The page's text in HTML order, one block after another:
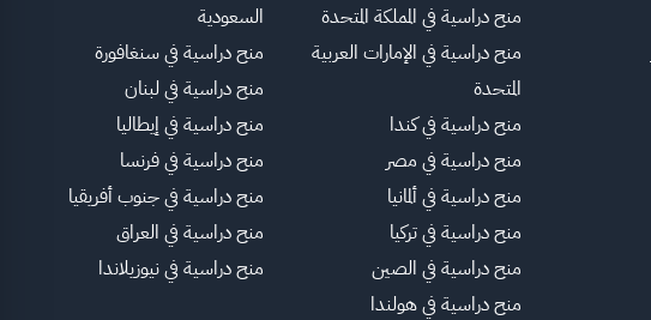
منح دراسية في المملكة المتحدة
منح دراسية في الإمارات العربية
المتحدة
منح دراسية في كندا
منح دراسية في مصر
منح دراسية في ألمانيا
منح دراسية في تركيا
منح دراسية في الصين
منح دراسية في هولندا
السعودية
منح دراسية في سنغافورة
منح دراسية في لبنان
منح دراسية في إيطاليا
منح دراسية في فرنسا
منح دراسية في جنوب أفريقيا
منح دراسية في العراق
منح دراسية في نيوزيلاندا